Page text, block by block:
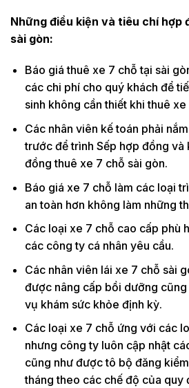
Những điều kiện và tiêu chí hợp
sài gòn:
Báo giá thuê xe 7 chỗ tại sài
các chi phí cho quý khách để
sinh không cần thiết khi thuê xe
Các nhân viên kế toán phải
trước để trình Sếp hợp đồng và
đồng thuê xe 7 chỗ sài gòn.
Báo giá xe 7 chỗ làm các loại
an toàn hơn không làm những
Các loại xe 7 chỗ cao cấp phù
các công ty cá nhân yêu cầu.
Các nhân viên lái xe 7 chỗ sài
được nâng cấp bồi dưỡng
vụ khám sức khỏe định kỳ.
Các loại xe 7 chỗ ứng với các
nhưng công ty luôn cập nhật
cũng như được tô bộ đăng
tháng theo các chế độ của quy